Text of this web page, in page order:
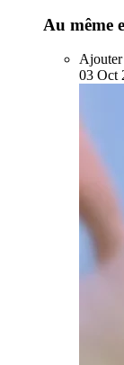
Au même
03 Oct